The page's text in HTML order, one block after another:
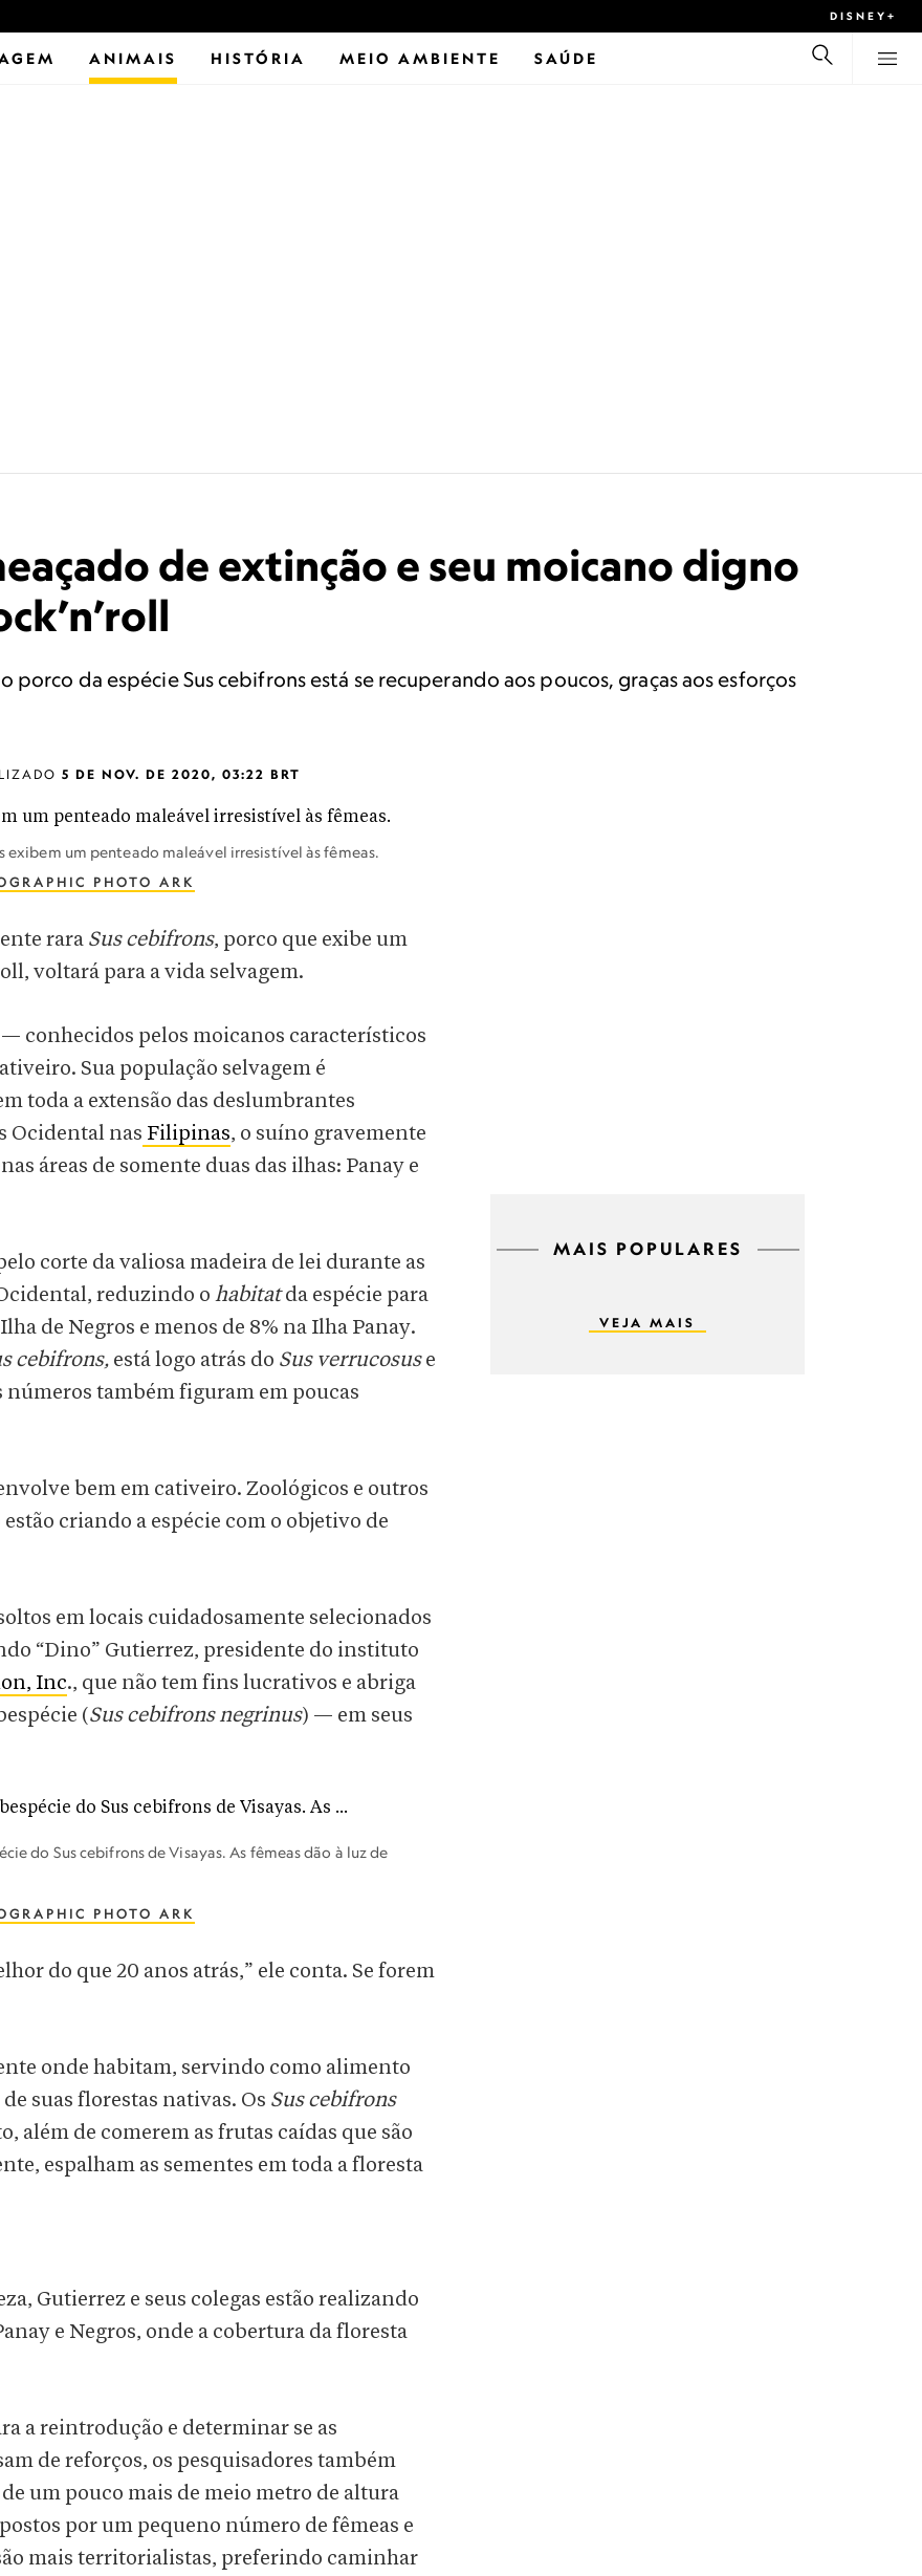
DISNEY+
ANIMAIS HISTÓRIA MEIO AMBIENTE SAÚDE
de extinção e seu moicano digno
da espécie Sus cebifrons está se recuperando aos poucos, graças aos esforços
5 DE NOV. DE 2020, 03:22 BRT
exibem um penteado maleável irresistível às fêmeas.
PHOTO ARK
rara Sus cebifrons, porco que exibe um
voltará para a vida selvagem.
conhecidos pelos moicanos característicos
Sua população selvagem é
toda a extensão das deslumbrantes
Ocidental nas Filipinas, o suíno gravemente
áreas de somente duas das ilhas: Panay e
corte da valiosa madeira de lei durante as
reduzindo o habitatda espécie para
de Negros e menos de 8% na Ilha Panay.
cebifrons, está logo atrás do Sus verrucosuse
números também figuram em poucas
bem em cativeiro. Zoológicos e outros
criando a espécie com o objetivo de
em locais cuidadosamente selecionados
“Dino” Gutierrez, presidente do instituto
Inc., que não tem fins lucrativos e abriga
(Sus cebifrons negrinus) — em seus
do Sus cebifrons de Visayas. As fêmeas dão à luz de
PHOTO ARK
do que 20 anos atrás,” ele conta. Se forem
onde habitam, servindo como alimento
suas florestas nativas. Os Sus cebifrons
além de comerem as frutas caídas que são
espalham as sementes em toda a floresta
Gutierrez e seus colegas estão realizando
e Negros, onde a cobertura da floresta
a reintrodução e determinar se as
de reforços, os pesquisadores também
um pouco mais de meio metro de altura
por um pequeno número de fêmeas e
mais territorialistas, preferindo caminhar
MAIS POPULARES
VEJA MAIS